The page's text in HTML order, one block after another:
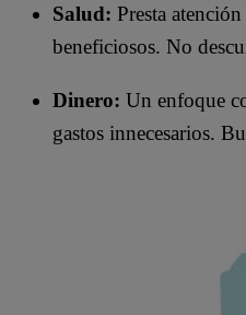
Salud: Presta
beneficiosos. No
Dinero: Un enfoque
gastos innecesarios.